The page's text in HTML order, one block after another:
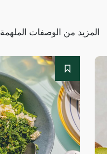
المزيد من الوصفات الملهمة